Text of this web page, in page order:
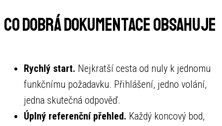
Co dobrá dokumentace obsahuje
Rychlý start. Nejkratší cesta od nuly k jednomu
funkčnímu požadavku. Přihlášení, jedno volání,
jedna skutečná odpověď.
Úplný referenční přehled. Každý koncový bod,